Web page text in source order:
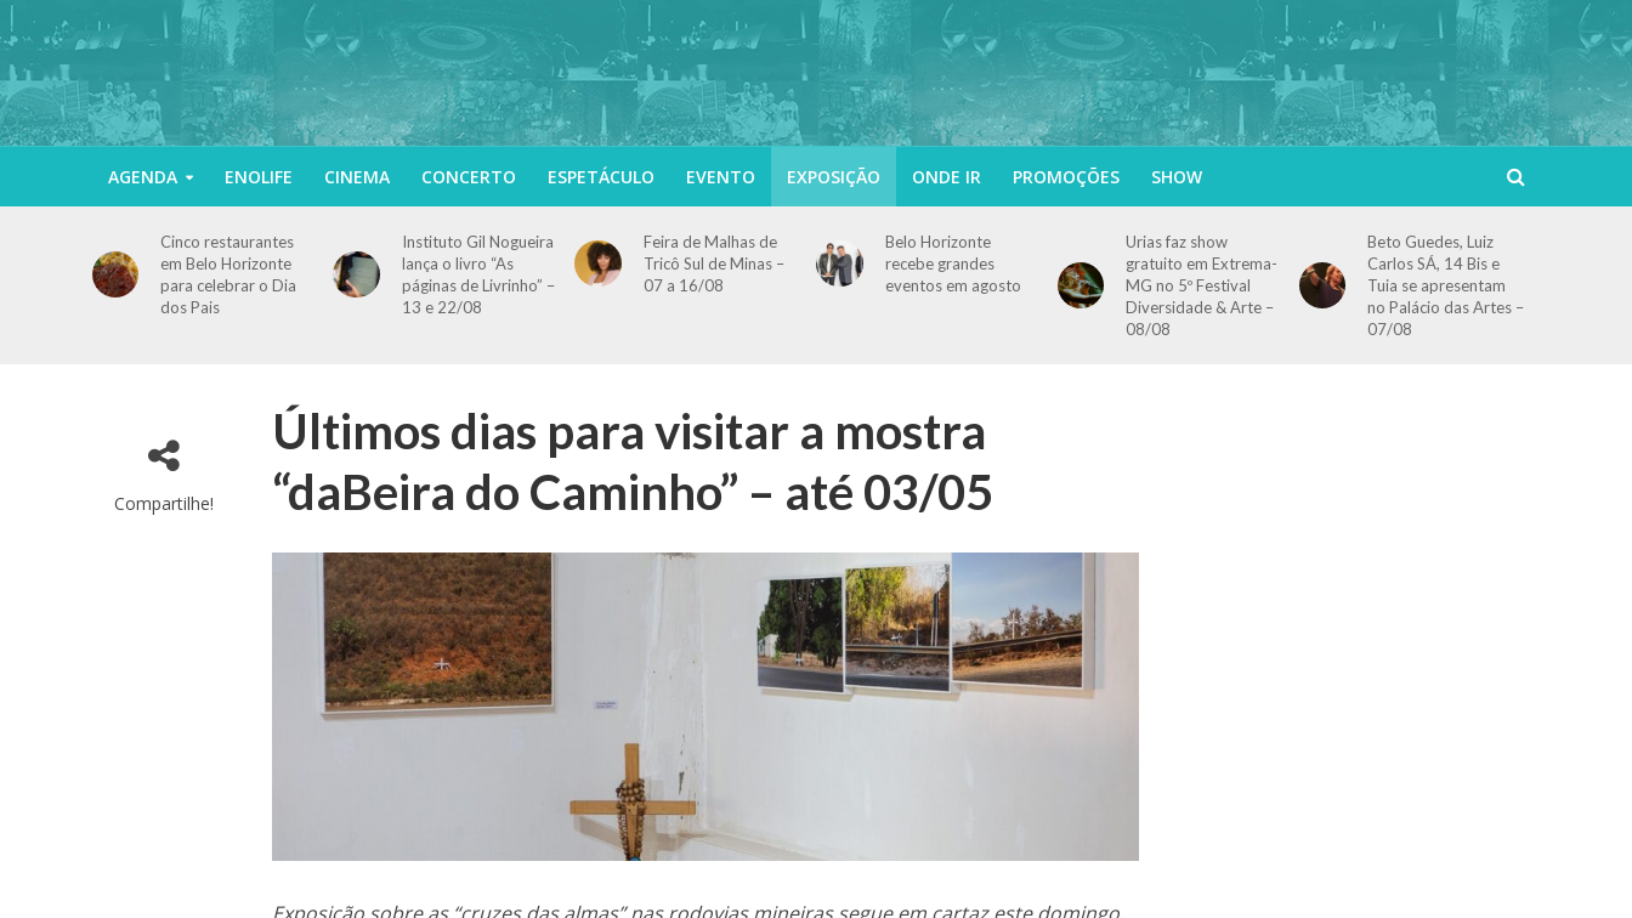
AGENDA ENOLIFE CINEMA CONCERTO ESPETÁCULO EVENTO EXPOSIÇÃO ONDE IR PROMOÇÕES SHOW
Cinco restaurantes
em Belo Horizonte
para celebrar o Dia
dos Pais
Instituto Gil Nogueira
lança o livro “As
páginas de Livrinho” –
13 e 22/08
Feira de Malhas de
Tricô Sul de Minas –
07 a 16/08
Belo Horizonte
recebe grandes
eventos em agosto
Urias faz show
gratuito em Extrema-
MG no 5º Festival
Diversidade & Arte –
08/08
Beto Guedes, Luiz
Carlos SÁ, 14 Bis e
Tuia se apresentam
no Palácio das Artes –
07/08
Compartilhe!
Últimos dias para visitar a mostra
“daBeira do Caminho” – até 03/05